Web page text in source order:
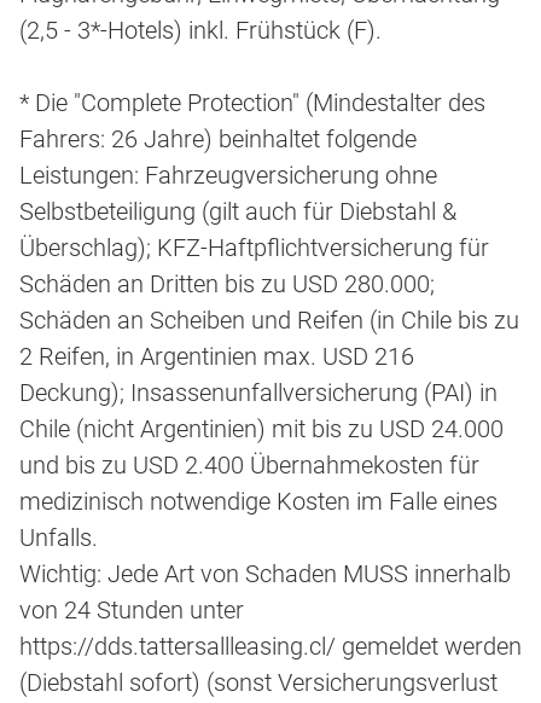
(2,5 - 3*-Hotels) inkl. Frühstück (F).
* Die "Complete Protection" (Mindestalter des
Fahrers: 26 Jahre) beinhaltet folgende
Leistungen: Fahrzeugversicherung ohne
Selbstbeteiligung (gilt auch für Diebstahl &
Überschlag); KFZ-Haftpflichtversicherung für
Schäden an Dritten bis zu USD 280.000;
Schäden an Scheiben und Reifen (in Chile bis zu
2 Reifen, in Argentinien max. USD 216
Deckung); Insassenunfallversicherung (PAI) in
Chile (nicht Argentinien) mit bis zu USD 24.000
und bis zu USD 2.400 Übernahmekosten für
medizinisch notwendige Kosten im Falle eines
Unfalls.
Wichtig: Jede Art von Schaden MUSS innerhalb
von 24 Stunden unter
https://dds.tattersallleasing.cl/ gemeldet werden
(Diebstahl sofort) (sonst Versicherungsverlust